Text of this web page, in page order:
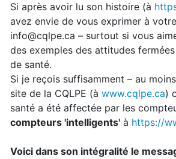
Si après avoir lu son histoire (à
avez envie de vous exprimer à
info@cqlpe.ca – surtout si vous
des exemples des attitudes
de santé.
Si je reçois suffisamment – au
site de la CQLPE (à www.cqlpe.ca)
santé a été affectée par les
compteurs 'intelligents' à https://
Voici dans son intégralité le